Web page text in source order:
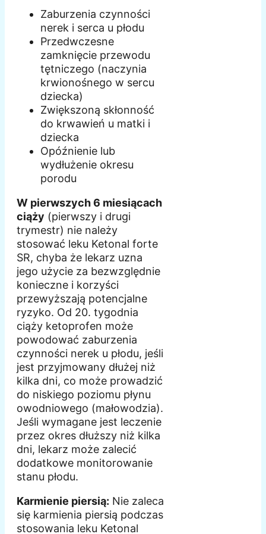
Zaburzenia czynności
nerek i serca u płodu
Przedwczesne
zamknięcie przewodu
tętniczego (naczynia
krwionośnego w sercu
dziecka)
Zwiększoną skłonność
do krwawień u matki i
dziecka
Opóźnienie lub
wydłużenie okresu
porodu
W pierwszych 6 miesiącach
ciąży (pierwszy i drugi
trymestr) nie należy
stosować leku Ketonal forte
SR, chyba że lekarz uzna
jego użycie za bezwzględnie
konieczne i korzyści
przewyższają potencjalne
ryzyko. Od 20. tygodnia
ciąży ketoprofen może
powodować zaburzenia
czynności nerek u płodu, jeśli
jest przyjmowany dłużej niż
kilka dni, co może prowadzić
do niskiego poziomu płynu
owodniowego (małowodzia).
Jeśli wymagane jest leczenie
przez okres dłuższy niż kilka
dni, lekarz może zalecić
dodatkowe monitorowanie
stanu płodu.
Karmienie piersią: Nie zaleca
się karmienia piersią podczas
stosowania leku Ketonal